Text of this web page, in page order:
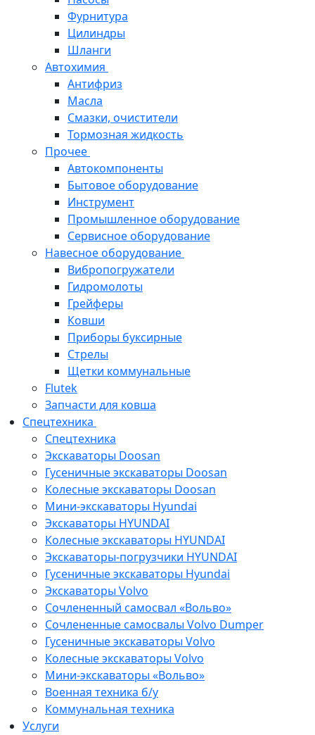
Фурнитура
Цилиндры
Шланги
Автохимия
Антифриз
Масла
Смазки, очистители
Тормозная жидкость
Прочее
Автокомпоненты
Бытовое оборудование
Инструмент
Промышленное оборудование
Сервисное оборудование
Навесное оборудование
Вибропогружатели
Гидромолоты
Грейферы
Ковши
Приборы буксирные
Стрелы
Щетки коммунальные
Flutek
Запчасти для ковша
Спецтехника
Спецтехника
Экскаваторы Doosan
Гусеничные экскаваторы Doosan
Колесные экскаваторы Doosan
Мини-экскаваторы Hyundai
Экскаваторы HYUNDAI
Колесные экскаваторы HYUNDAI
Экскаваторы-погрузчики HYUNDAI
Гусеничные экскаваторы Hyundai
Экскаваторы Volvo
Сочлененный самосвал «Вольво»
Сочлененные самосвалы Volvo Dumper
Гусеничные экскаваторы Volvo
Колесные экскаваторы Volvo
Мини-экскаваторы «Вольво»
Военная техника б/у
Коммунальная техника
Услуги